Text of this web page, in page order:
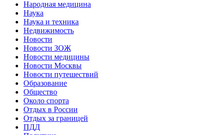
Народная медицина
Наука
Наука и техника
Недвижимость
Новости
Новости ЗОЖ
Новости медицины
Новости Москвы
Новости путешествий
Образование
Общество
Около спорта
Отдых в России
Отдых за границей
ПДД